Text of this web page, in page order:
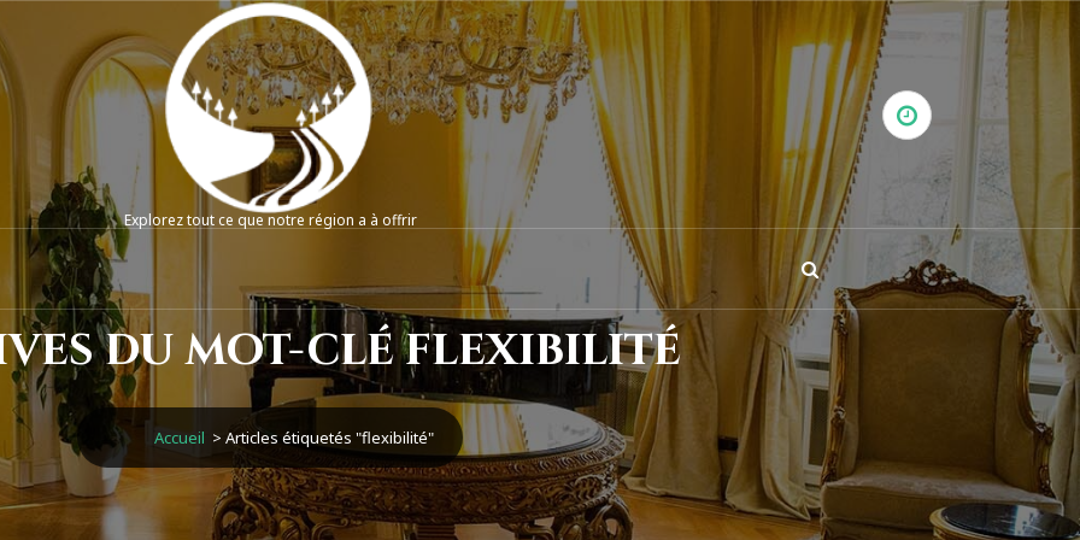
Explorez tout ce que notre région a à offrir
du mot-clé flexibilité
Accueil > Articles étiquetés "flexibilité"